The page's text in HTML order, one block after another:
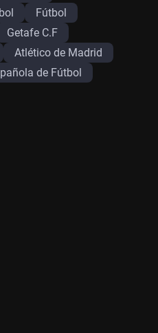
Fútbol
Getafe C.F
Atlético de Madrid
de Fútbol